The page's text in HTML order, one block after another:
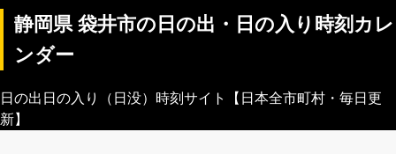
静岡県 袋井市の日の出・日の入り時刻カレ
ンダー
日の出日の入り（日没）時刻サイト【日本全市町村・毎日更
新】